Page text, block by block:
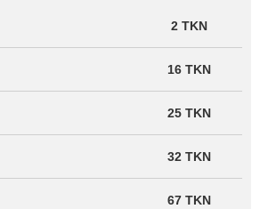
2 TKN
16 TKN
25 TKN
32 TKN
67 TKN